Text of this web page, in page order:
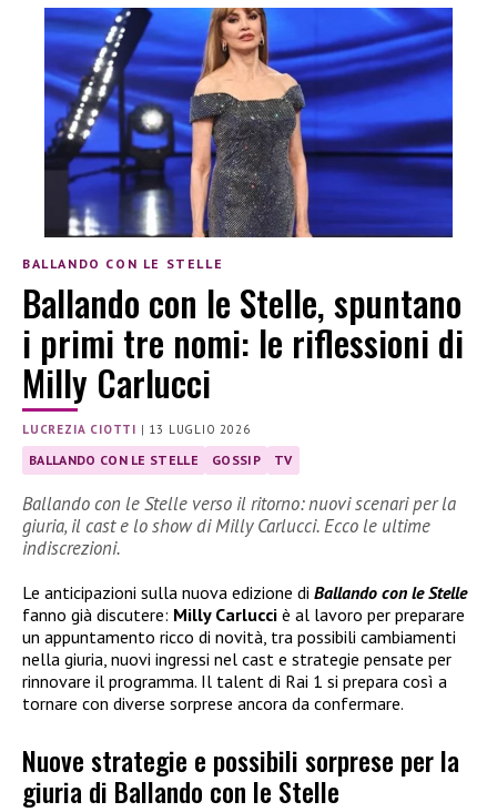
BALLANDO CON LE STELLE
Ballando con le Stelle, spuntano
i primi tre nomi: le riflessioni di
Milly Carlucci
LUCREZIA CIOTTI | 13 LUGLIO 2026
BALLANDO CON LE STELLE GOSSIP TV
Ballando con le Stelle verso il ritorno: nuovi scenari per la
giuria, il cast e lo show di Milly Carlucci. Ecco le ultime
indiscrezioni.
Le anticipazioni sulla nuova edizione di Ballando con le Stelle
fanno già discutere: Milly Carlucci è al lavoro per preparare
un appuntamento ricco di novità, tra possibili cambiamenti
nella giuria, nuovi ingressi nel cast e strategie pensate per
rinnovare il programma. Il talent di Rai 1 si prepara così a
tornare con diverse sorprese ancora da confermare.
Nuove strategie e possibili sorprese per la
giuria di Ballando con le Stelle